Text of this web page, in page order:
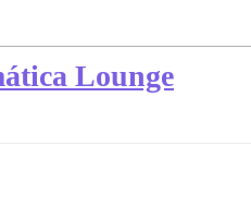
Lounge